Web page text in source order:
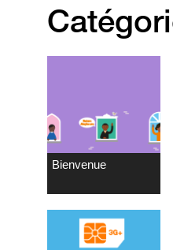
Bienvenue